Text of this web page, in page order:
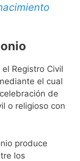
Registro Civil
el cual
de
o religioso con
produce
los